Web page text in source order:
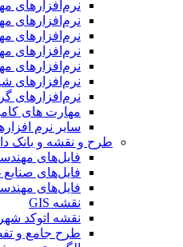
نرم‌افزارهای
نرم‌افزارهای
نرم‌افزارهای
نرم‌افزارهای
نرم‌افزارهای
نرم‌افزارهای شیمی
نرم‌افزارهای
مهارت های
سایر نرم افزارها
طرح و نقشه و بانک داده
فایل‌های مهندسی
فایل‌های صنایع
فایل‌های مهندسی
نقشه GIS
نقشه اتوکد شهری
طرح جامع و تفصیلی